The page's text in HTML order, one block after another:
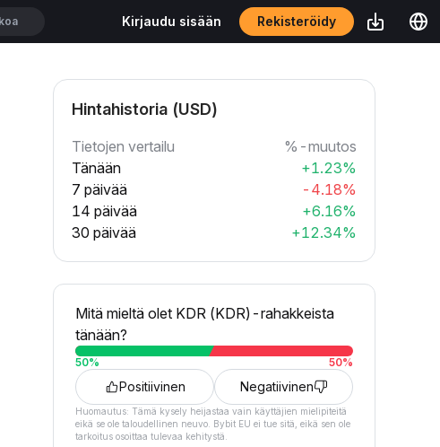
Kirjaudu sisään Rekisteröidy
Hintahistoria (USD)
Tietojen vertailu
%-muutos
Tänään
+1.23%
7 päivää
-4.18%
14 päivää
+6.16%
30 päivää
+12.34%
Mitä mieltä olet KDR (KDR)-rahakkeista
tänään?
50% 50%
Positiivinen Negatiivinen
Huomautus: Tämä kysely heijastaa vain käyttäjien mielipiteitä
eikä se ole taloudellinen neuvo. Bybit EU ei tue sitä, eikä sen ole
tarkoitus osoittaa tulevaa kehitystä.